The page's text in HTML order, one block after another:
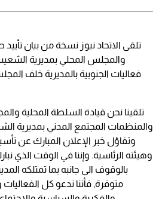
تلقى الاتحاد نيوز نسخة من بيان
والمجلس المحلي بمديرية
فعاليات الجنوبية بالمديرية خلف
تلقينا نحن قيادة السلطة المحلية
والمنظمات المجتمع المدني بمديرية
وتفاؤل خبر الإعلان المبارك عن
وهيئته الرئاسية. وإننا في الوقت الذي
بالوقوف الى جانبه بما تمتلكه
متوفرة, فأننا ندعو كل